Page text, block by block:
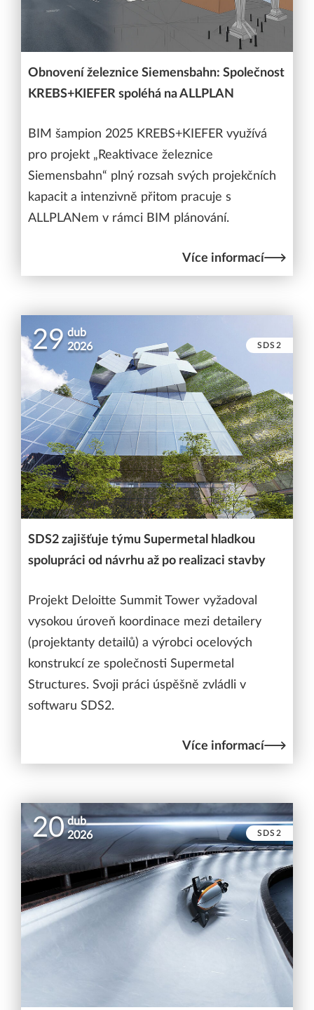
Obnovení železnice Siemensbahn: Společnost
KREBS+KIEFER spoléhá na ALLPLAN
BIM šampion 2025 KREBS+KIEFER využívá
pro projekt „Reaktivace železnice
Siemensbahn“ plný rozsah svých projekčních
kapacit a intenzivně přitom pracuje s
ALLPLANem v rámci BIM plánování.
Více informací
29 dub
2026
SDS2
SDS2 zajišťuje týmu Supermetal hladkou
spolupráci od návrhu až po realizaci stavby
Projekt Deloitte Summit Tower vyžadoval
vysokou úroveň koordinace mezi detailery
(projektanty detailů) a výrobci ocelových
konstrukcí ze společnosti Supermetal
Structures. Svoji práci úspěšně zvládli v
softwaru SDS2.
Více informací
20 dub
2026
SDS2